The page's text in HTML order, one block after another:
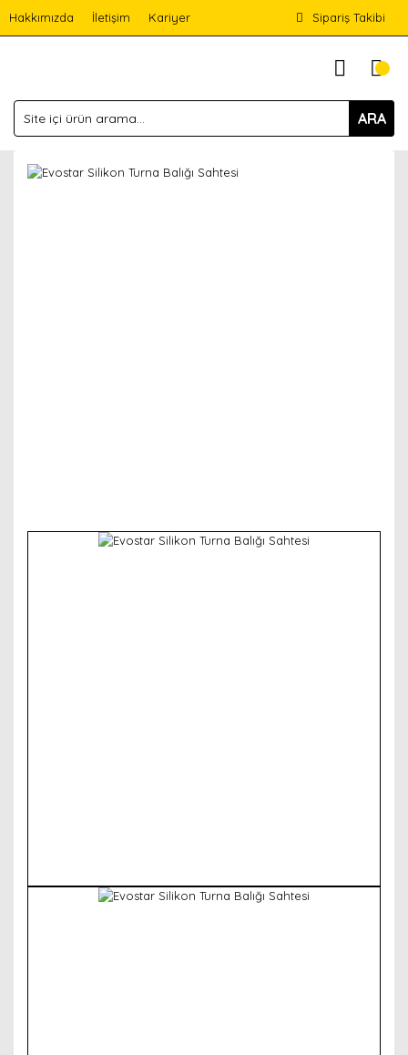
Hakkımızda İletişim Kariyer Sipariş Takibi
ARA